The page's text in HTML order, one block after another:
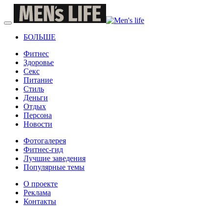
БОЛЬШЕ
Фитнес
Здоровье
Секс
Питание
Стиль
Деньги
Отдых
Персона
Новости
Фотогалерея
Фитнес-гид
Лучшие заведения
Популярные темы
О проекте
Реклама
Контакты